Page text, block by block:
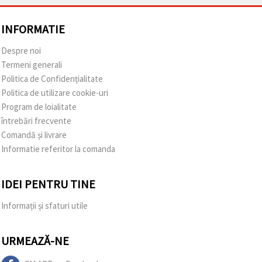
INFORMATIE
Despre noi
Termeni generali
Politica de Confidențialitate
Politica de utilizare cookie-uri
Program de loialitate
întrebări frecvente
Comandă și livrare
Informatie referitor la comanda
IDEI PENTRU TINE
Informații și sfaturi utile
URMEAZĂ-NE